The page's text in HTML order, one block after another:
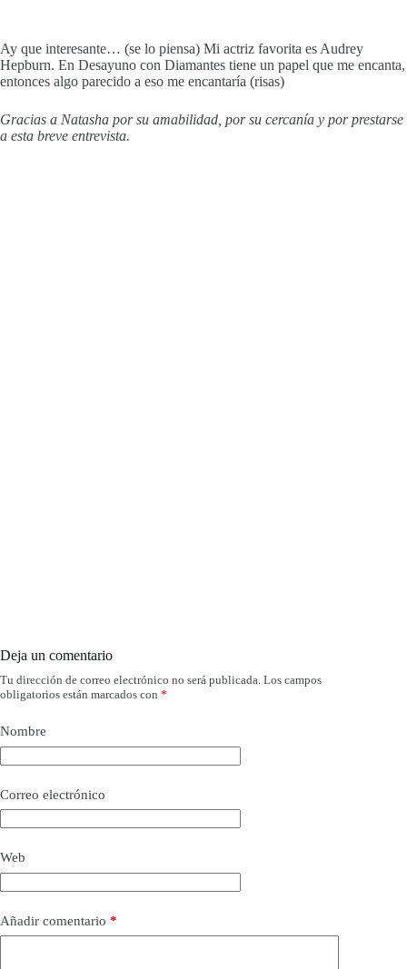
Ay que interesante… (se lo piensa) Mi actriz favorita es Audrey
Hepburn. En Desayuno con Diamantes tiene un papel que me encanta,
entonces algo parecido a eso me encantaría (risas)
Gracias a Natasha por su amabilidad, por su cercanía y por prestarse
a esta breve entrevista.
Deja un comentario
Tu dirección de correo electrónico no será publicada. Los campos
obligatorios están marcados con *
Nombre
Correo electrónico
Web
Añadir comentario *